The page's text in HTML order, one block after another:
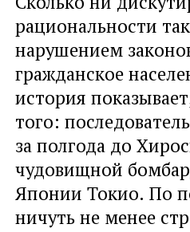
рациональности
нарушением
гражданское
история
того:
за полгода до
чудовищной
Японии Токио. По
ничуть не менее